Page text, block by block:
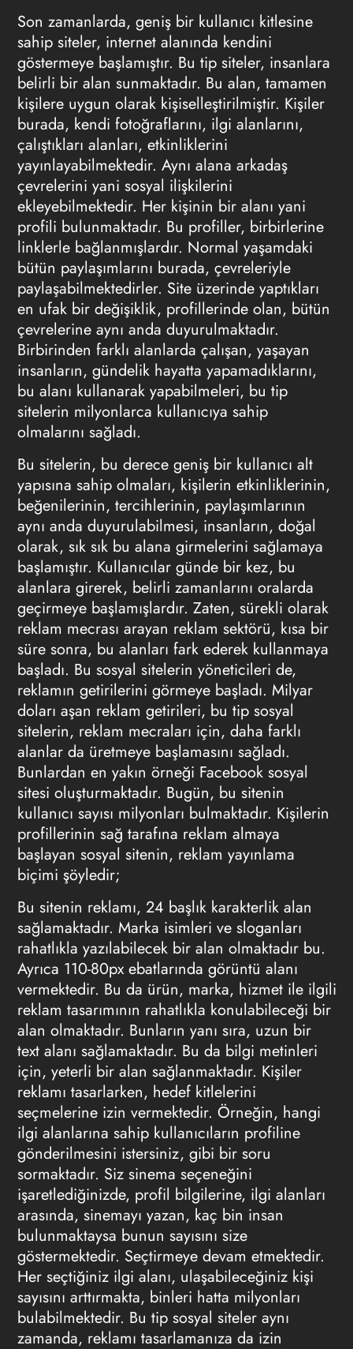
Son zamanlarda, geniş bir kullanıcı kitlesine
sahip siteler, internet alanında kendini
göstermeye başlamıştır. Bu tip siteler, insanlara
belirli bir alan sunmaktadır. Bu alan, tamamen
kişilere uygun olarak kişiselleştirilmiştir. Kişiler
burada, kendi fotoğraflarını, ilgi alanlarını,
çalıştıkları alanları, etkinliklerini
yayınlayabilmektedir. Aynı alana arkadaş
çevrelerini yani sosyal ilişkilerini
ekleyebilmektedir. Her kişinin bir alanı yani
profili bulunmaktadır. Bu profiller, birbirlerine
linklerle bağlanmışlardır. Normal yaşamdaki
bütün paylaşımlarını burada, çevreleriyle
paylaşabilmektedirler. Site üzerinde yaptıkları
en ufak bir değişiklik, profillerinde olan, bütün
çevrelerine aynı anda duyurulmaktadır.
Birbirinden farklı alanlarda çalışan, yaşayan
insanların, gündelik hayatta yapamadıklarını,
bu alanı kullanarak yapabilmeleri, bu tip
sitelerin milyonlarca kullanıcıya sahip
olmalarını sağladı.
Bu sitelerin, bu derece geniş bir kullanıcı alt
yapısına sahip olmaları, kişilerin etkinliklerinin,
beğenilerinin, tercihlerinin, paylaşımlarının
aynı anda duyurulabilmesi, insanların, doğal
olarak, sık sık bu alana girmelerini sağlamaya
başlamıştır. Kullanıcılar günde bir kez, bu
alanlara girerek, belirli zamanlarını oralarda
geçirmeye başlamışlardır. Zaten, sürekli olarak
reklam mecrası arayan reklam sektörü, kısa bir
süre sonra, bu alanları fark ederek kullanmaya
başladı. Bu sosyal sitelerin yöneticileri de,
reklamın getirilerini görmeye başladı. Milyar
doları aşan reklam getirileri, bu tip sosyal
sitelerin, reklam mecraları için, daha farklı
alanlar da üretmeye başlamasını sağladı.
Bunlardan en yakın örneği Facebook sosyal
sitesi oluşturmaktadır. Bugün, bu sitenin
kullanıcı sayısı milyonları bulmaktadır. Kişilerin
profillerinin sağ tarafına reklam almaya
başlayan sosyal sitenin, reklam yayınlama
biçimi şöyledir;
Bu sitenin reklamı, 24 başlık karakterlik alan
sağlamaktadır. Marka isimleri ve sloganları
rahatlıkla yazılabilecek bir alan olmaktadır bu.
Ayrıca 110-80px ebatlarında görüntü alanı
vermektedir. Bu da ürün, marka, hizmet ile ilgili
reklam tasarımının rahatlıkla konulabileceği bir
alan olmaktadır. Bunların yanı sıra, uzun bir
text alanı sağlamaktadır. Bu da bilgi metinleri
için, yeterli bir alan sağlanmaktadır. Kişiler
reklamı tasarlarken, hedef kitlelerini
seçmelerine izin vermektedir. Örneğin, hangi
ilgi alanlarına sahip kullanıcıların profiline
gönderilmesini istersiniz, gibi bir soru
sormaktadır. Siz sinema seçeneğini
işaretlediğinizde, profil bilgilerine, ilgi alanları
arasında, sinemayı yazan, kaç bin insan
bulunmaktaysa bunun sayısını size
göstermektedir. Seçtirmeye devam etmektedir.
Her seçtiğiniz ilgi alanı, ulaşabileceğiniz kişi
sayısını arttırmakta, binleri hatta milyonları
bulabilmektedir. Bu tip sosyal siteler aynı
zamanda, reklamı tasarlamanıza da izin